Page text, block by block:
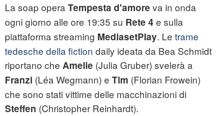
La soap opera Tempesta d'amore va in onda
ogni giorno alle ore 19:35 su Rete 4 e sulla
piattaforma streaming MediasetPlay. Le trame
tedesche della fiction daily ideata da Bea Schmidt
riportano che Amelie (Julia Gruber) svelerà a
Franzi (Léa Wegmann) e Tim (Florian Frowein)
che sono stati vittime delle macchinazioni di
Steffen (Christopher Reinhardt).